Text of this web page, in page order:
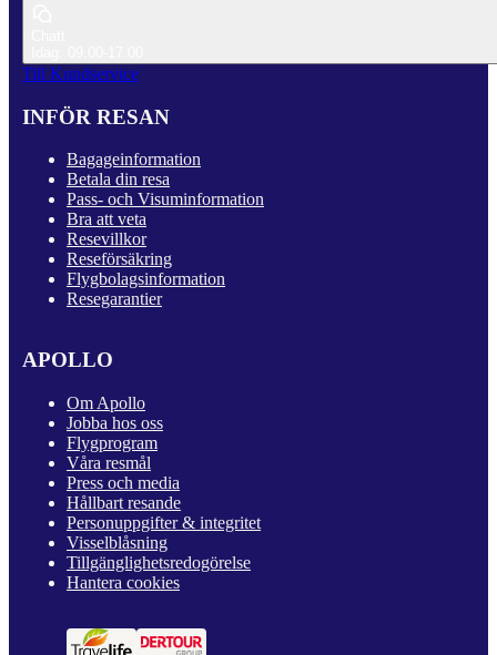
Till Kundservice
INFÖR RESAN
Bagageinformation
Betala din resa
Pass- och Visuminformation
Bra att veta
Resevillkor
Reseförsäkring
Flygbolagsinformation
Resegarantier
APOLLO
Om Apollo
Jobba hos oss
Flygprogram
Våra resmål
Press och media
Hållbart resande
Personuppgifter & integritet
Visselblåsning
Tillgänglighetsredogörelse
Hantera cookies